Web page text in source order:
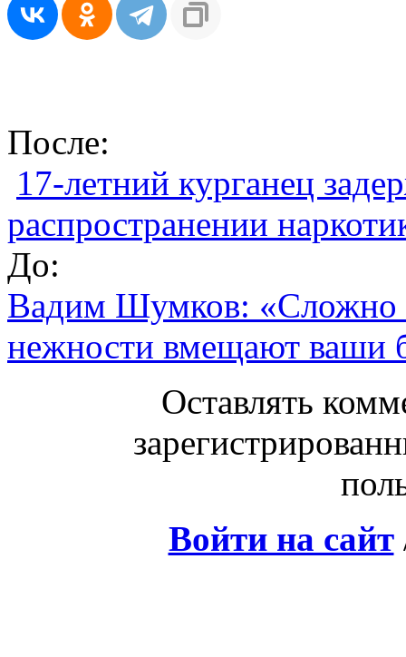
После:
17-летний курганец
распространении
До:
Вадим Шумков: «Сложно
нежности вмещают ваши
Оставлять
Войти на сайт